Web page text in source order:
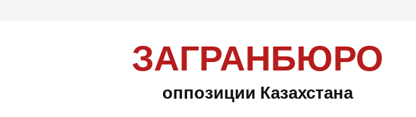
ЗАГРАНБЮРО
оппозиции Казахстана